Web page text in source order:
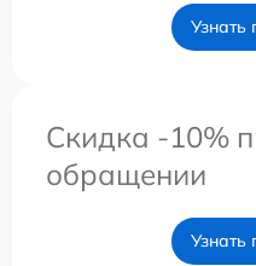
Узнать
Скидка -10%
обращении
Узнать